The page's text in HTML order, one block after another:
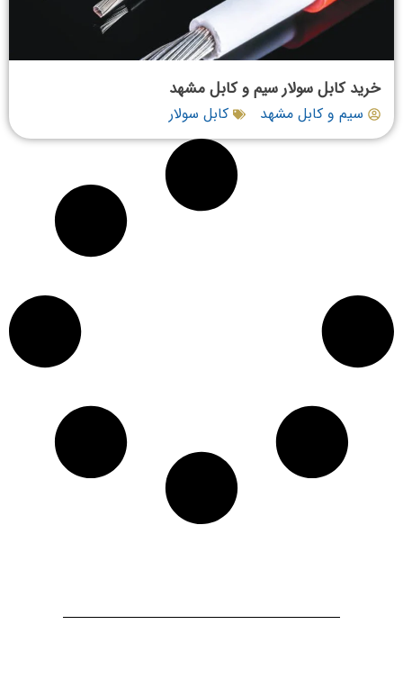
خرید کابل سولار سیم و کابل مشهد
سیم و کابل مشهد کابل سولار